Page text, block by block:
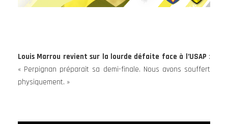
Louis Marrou revient sur la lourde défaite face à l’USAP :
« Perpignan préparait sa demi-finale. Nous avons souffert
physiquement. »